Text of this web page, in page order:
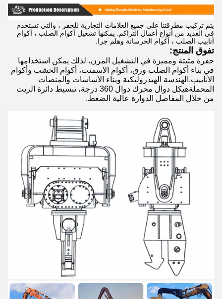
يتم تركيب مطرقتنا على جميع العلامات التجارية للحفر ، والتي تستخدم
في العديد من أنواع أعمال التراكم. يمكنها تشغيل أكوام الصلب ، أكوام
أنابيب الصلب ، أكوام الخرسانة وهلم جرا.
تفوق المنتج:
حفرة مثبتة ومميزة في التشغيل المرن، لذلك يمكن استخدامها
في بناء أكوام الصلب ورق، أكوام الاسمنت، أكوام الخشب وأكوام
الأنابيب.الهندسة الهيدروليكية وبناء الأساسات والمنصات
المحملةهيكل دوال محرك دوال 360 درجة، تبسيط دائرة الزيت
من خلال المفاصل الدوارة عالية الضغط.